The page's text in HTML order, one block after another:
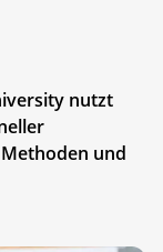
nutzt
und